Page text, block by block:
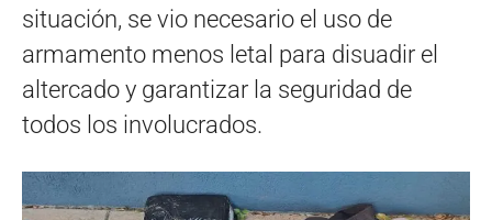
situación, se vio necesario el uso de
armamento menos letal para disuadir el
altercado y garantizar la seguridad de
todos los involucrados.